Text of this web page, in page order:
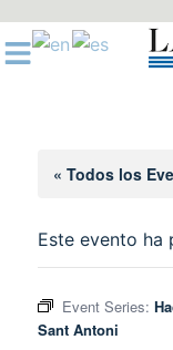
al
contenido
« Todos los
Este evento ha
Event Series:
Sant Antoni